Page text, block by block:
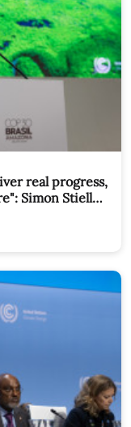
real progress,
Simon Stiell